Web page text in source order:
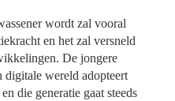
wordt zal vooral
en het zal versneld
De jongere
digitale wereld adopteert
die generatie gaat steeds